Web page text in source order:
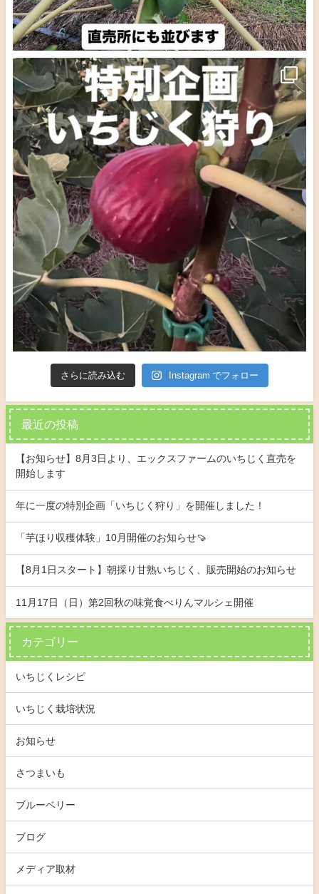
さらに読み込む Instagram でフォロー
最近の投稿
【お知らせ】8月3日より、エックスファームのいちじく直売を
開始します
年に一度の特別企画「いちじく狩り」を開催しました！
「芋ほり収穫体験」10月開催のお知らせ🍠
【8月1日スタート】朝採り甘熟いちじく、販売開始のお知らせ
11月17日（日）第2回秋の味覚食べりんマルシェ開催
カテゴリー
いちじくレシピ
いちじく栽培状況
お知らせ
さつまいも
ブルーベリー
ブログ
メディア取材